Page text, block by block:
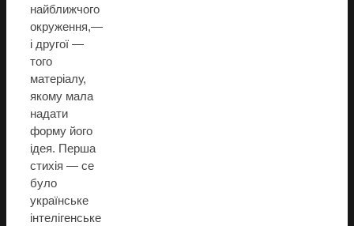
найближчого
окруження,—
і другої —
того
матеріалу,
якому мала
надати
форму його
ідея. Перша
стихія — се
було
українське
інтелігенське